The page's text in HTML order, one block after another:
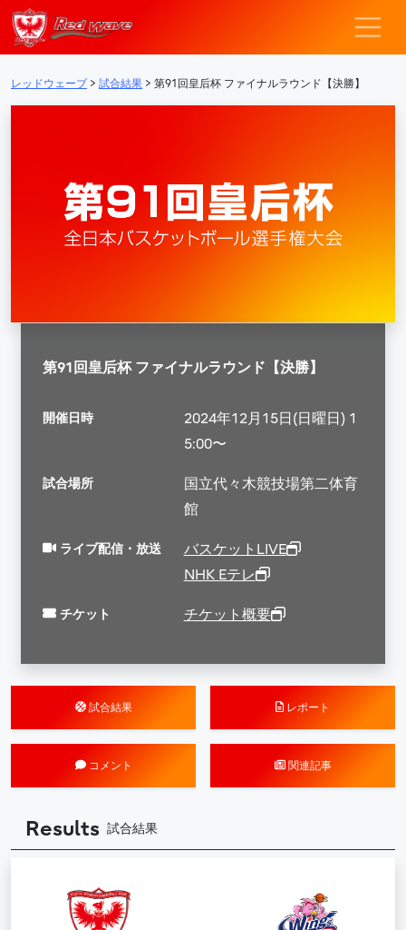
メインナビゲーション
レッドウェー
レッドウェーブ > 試合結果 > 第91回皇后杯 ファイナルラウンド【決勝】
第91回皇后杯 ファイナルラウンド【決勝】
開催日時
2024年12月15日(日曜日) 1
5:00〜
試合場所
国立代々木競技場第二体育
館
ライブ配信・放送
バスケットLIVE
NHK Eテレ
チケット チケット概要
試合結果 レポート
コメント 関連記事
Results 試合結果